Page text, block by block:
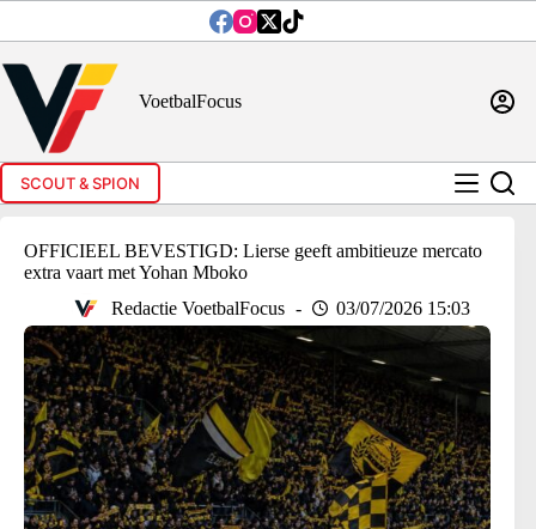
inhoud
VoetbalFocus
SCOUT & SPION
OFFICIEEL BEVESTIGD: Lierse geeft ambitieuze mercato
extra vaart met Yohan Mboko
Redactie VoetbalFocus
03/07/2026 15:03